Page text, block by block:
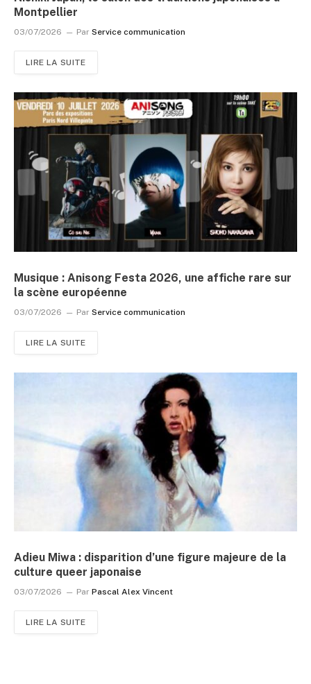
Montpellier
03/07/2026 Par Service communication
LIRE LA SUITE
Musique : Anisong Festa 2026, une affiche rare sur
la scène européenne
03/07/2026 Par Service communication
LIRE LA SUITE
Adieu Miwa : disparition d’une figure majeure de la
culture queer japonaise
03/07/2026 Par Pascal Alex Vincent
LIRE LA SUITE